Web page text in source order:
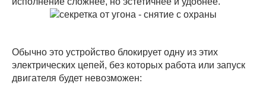
Обычно это устройство блокирует одну из этих
электрических цепей, без которых работа или запуск
двигателя будет невозможен: